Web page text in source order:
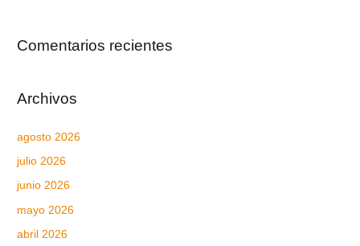
Comentarios recientes
Archivos
agosto 2026
julio 2026
junio 2026
mayo 2026
abril 2026